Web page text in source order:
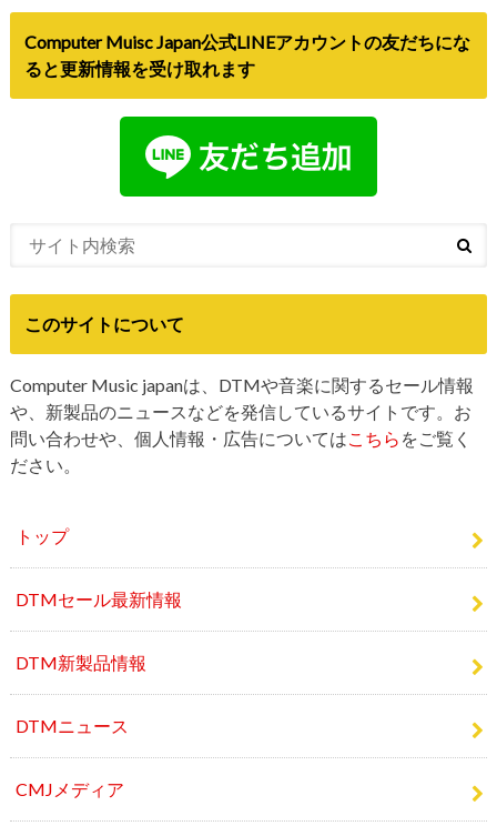
Computer Muisc Japan公式LINEアカウントの友だちにな
ると更新情報を受け取れます
このサイトについて
Computer Music japanは、DTMや音楽に関するセール情報
や、新製品のニュースなどを発信しているサイトです。お
問い合わせや、個人情報・広告については こちら をご覧く
ださい。
トップ
DTMセール最新情報
DTM新製品情報
DTMニュース
CMJメディア